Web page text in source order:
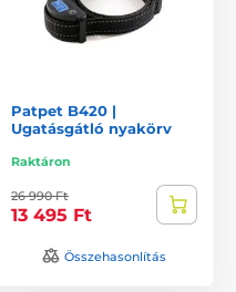
Patpet B420 |
Ugatásgátló nyakörv
Raktáron
26 990 Ft
13 495 Ft
Összehasonlítás